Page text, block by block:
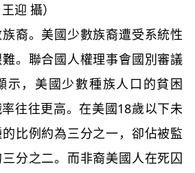
迎 攝）
。美國少數族裔遭受系統性
。聯合國人權理事會國別審議
示，美國少數種族人口的貧困
往往更高。在美國18歲以下未
比例約為三分之一，卻佔被監
分之二。而非裔美國人在死囚